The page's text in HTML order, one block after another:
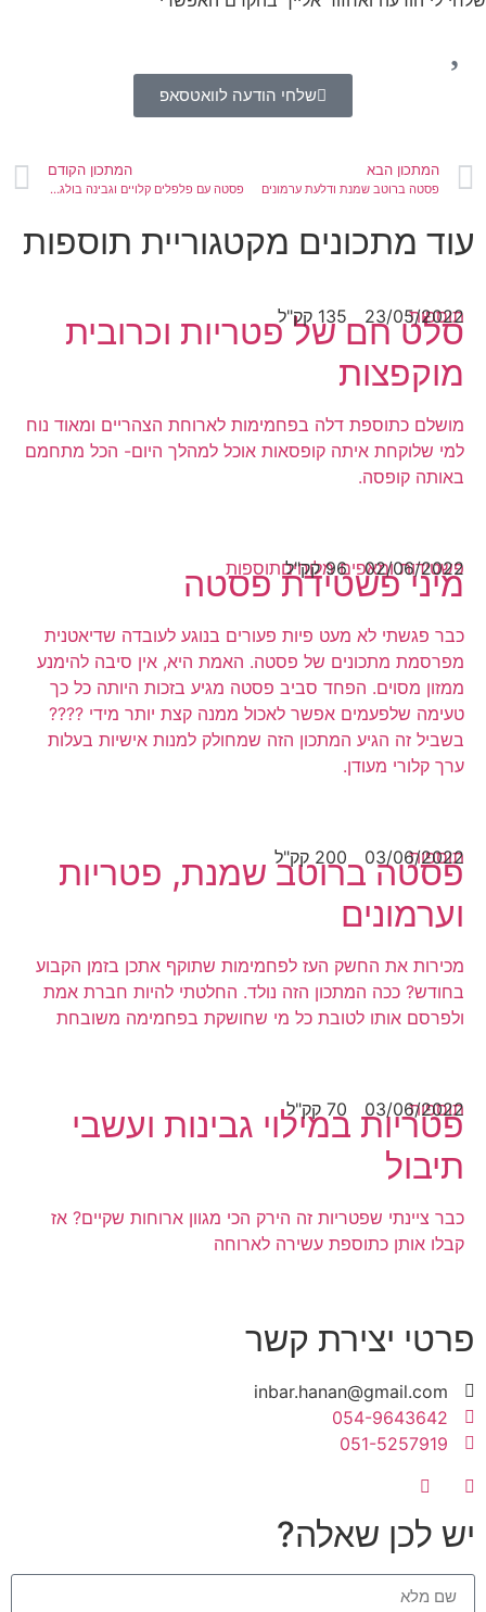
שלחי הודעה לוואטסאפ
המתכון הבא
פסטה ברוטב שמנת ודלעת ערמונים
המתכון הקודם
פסטה עם פלפלים קלויים וגבינה בולגרית
עוד מתכונים מקטגוריית תוספות
סלט חם של פטריות וכרובית
מוקפצות
מושלם כתוספת דלה בפחמימות לארוחת הצהריים ומאוד נוח
למי שלוקחת איתה קופסאות אוכל למהלך היום- הכל מתחמם
באותה קופסה.
תוספות
23/05/2022 135 קק"ל
מיני פשטידת פסטה
כבר פגשתי לא מעט פיות פעורים בנוגע לעובדה שדיאטנית
מפרסמת מתכונים של פסטה. האמת היא, אין סיבה להימנע
ממזון מסוים. הפחד סביב פסטה מגיע בזכות היותה כל כך
טעימה שלפעמים אפשר לאכול ממנה קצת יותר מידי ????
בשביל זה הגיע המתכון הזה שמחולק למנות אישיות בעלות
ערך קלורי מעודן.
פשטידות ומאפים מלוחיםתוספות 02/06/2022 96 קק"ל
פסטה ברוטב שמנת, פטריות
וערמונים
מכירות את החשק העז לפחמימות שתוקף אתכן בזמן הקבוע
בחודש? ככה המתכון הזה נולד. החלטתי להיות חברת אמת
ולפרסם אותו לטובת כל מי שחושקת בפחמימה משובחת
תוספות
03/06/2022 200 קק"ל
פטריות במילוי גבינות ועשבי
תיבול
כבר ציינתי שפטריות זה הירק הכי מגוון ארוחות שקיים? אז
קבלו אותן כתוספת עשירה לארוחה
תוספות
03/06/2022 70 קק"ל
פרטי יצירת קשר
inbar.hanan@gmail.com
054-9643642
051-5257919
יש לכן שאלה?